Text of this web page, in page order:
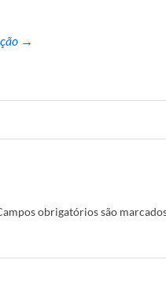
→
obrigatórios são